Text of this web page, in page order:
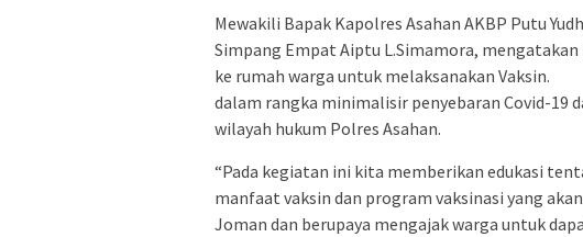
Mewakili Bapak Kapolres Asahan AKBP Putu
Simpang Empat Aiptu L.Simamora,
ke rumah warga untuk melaksanakan Vaksin.
dalam rangka minimalisir penyebaran Covid-19
wilayah hukum Polres Asahan.
“Pada kegiatan ini kita memberikan edukasi
manfaat vaksin dan program vaksinasi yang
Joman dan berupaya mengajak warga untuk